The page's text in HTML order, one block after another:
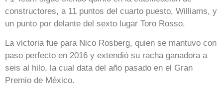
constructores, a 11 puntos del cuarto puesto, Williams, y
un punto por delante del sexto lugar Toro Rosso.
La victoria fue para Nico Rosberg, quien se mantuvo con
paso perfecto en 2016 y extendió su racha ganadora a
seis al hilo, la cual data del año pasado en el Gran
Premio de México.